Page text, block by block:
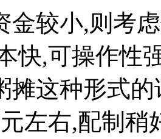
金较小,则考
快,可操作性
摊这种形式
左右,配制稍